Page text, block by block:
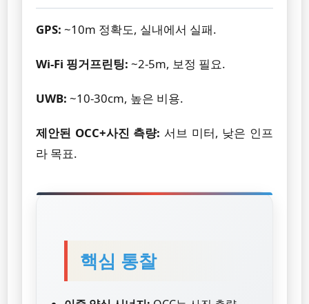
GPS: ~10m 정확도, 실내에서 실패.
Wi-Fi 핑거프린팅: ~2-5m, 보정 필요.
UWB: ~10-30cm, 높은 비용.
제안된 OCC+사진 측량: 서브 미터, 낮은 인프
라 목표.
핵심 통찰